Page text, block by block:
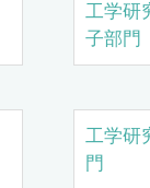
工学研
子部門
工学研
門